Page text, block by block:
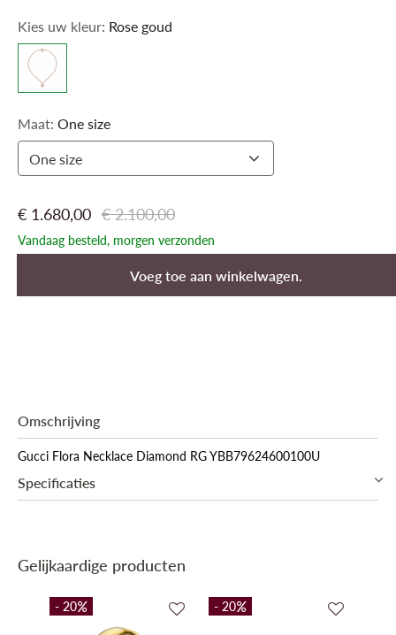
Kies uw kleur: Rose goud
Maat: One size
One size
€ 2.100,00
€ 1.680,00
Vandaag besteld, morgen verzonden
Voeg toe aan winkelwagen.
Omschrijving
Gucci Flora Necklace Diamond RG YBB79624600100U
Specificaties
Gelijkaardige producten
- 20 - 20